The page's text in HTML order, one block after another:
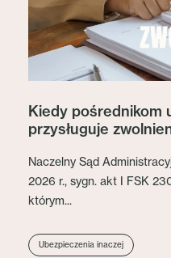
Kiedy pośrednikom
przysługuje
Naczelny Sąd
2026 r., sygn. akt I FSK
którym...
Ubezpieczenia inaczej